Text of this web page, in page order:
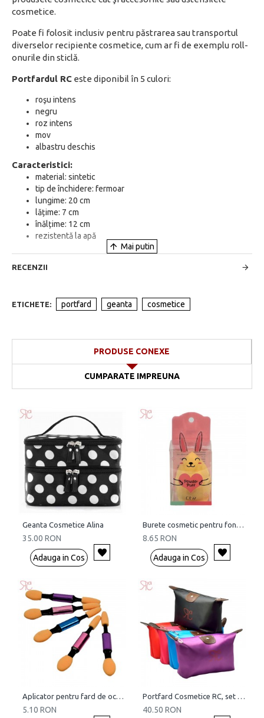
cosmetice.
Poate fi folosit inclusiv pentru păstrarea sau transportul
diverselor recipiente cosmetice, cum ar fi de exemplu roll-
onurile din sticlă.
Portfardul RC este diponibil în 5 culori:
roşu intens
negru
roz intens
mov
albastru deschis
Caracteristici:
material: sintetic
tip de închidere: fermoar
lungime: 20 cm
lățime: 7 cm
înălțime: 12 cm
rezistentă la apă
RECENZII
ETICHETE: portfard geanta cosmetice
PRODUSE CONEXE
CUMPARATE IMPREUNA
Geanta Cosmetice Alina
35.00 RON
Adauga in Cos
Burete cosmetic pentru fond de ten
8.65 RON
Adauga in Cos
Aplicator pentru fard de ochi (set 5 bucati)
5.10 RON
Portfard Cosmetice RC, set 5 bucati
40.50 RON